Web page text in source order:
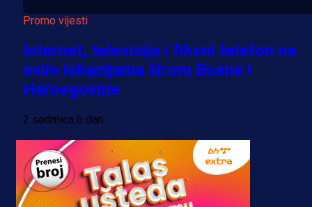
Promo vijesti
Internet, televizija i fiksni telefon na
svim lokacijama širom Bosne i
Hercegovine
2 sedmica 6 dan